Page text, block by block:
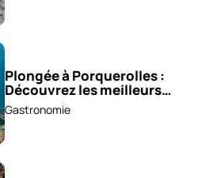
Plongée à Porquerolles :
Découvrez les meilleurs
spots !
Gastronomie